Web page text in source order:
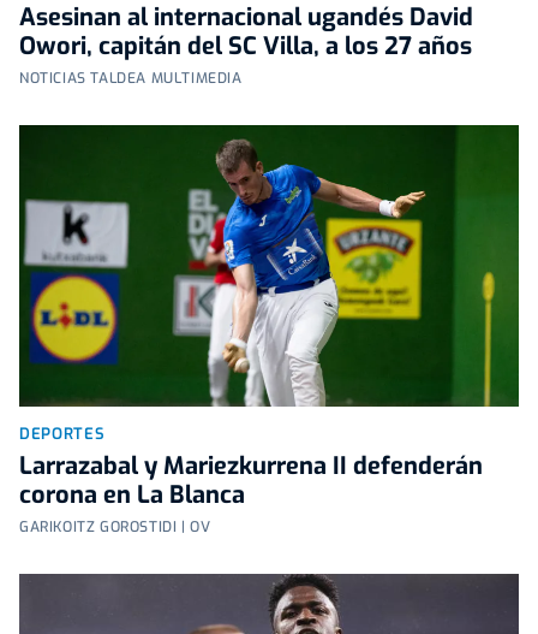
Asesinan al internacional ugandés David
Owori, capitán del SC Villa, a los 27 años
NOTICIAS TALDEA MULTIMEDIA
DEPORTES
Larrazabal y Mariezkurrena II defenderán
corona en La Blanca
GARIKOITZ GOROSTIDI | OV